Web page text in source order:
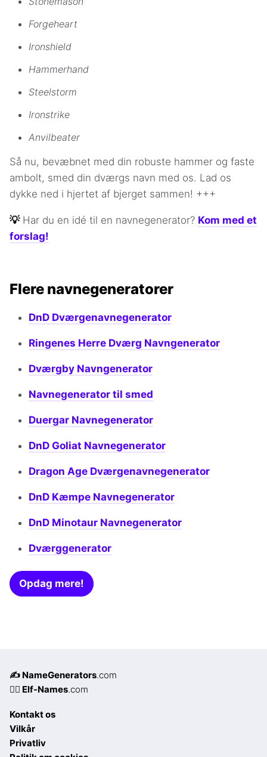
Forgeheart
Ironshield
Hammerhand
Steelstorm
Ironstrike
Anvilbeater
Så nu, bevæbnet med din robuste hammer og faste
ambolt, smed din dværgs navn med os. Lad os
dykke ned i hjertet af bjerget sammen! +++
💡 Har du en idé til en navnegenerator? Kom med et
forslag!
Flere navnegeneratorer
DnD Dværgenavnegenerator
Ringenes Herre Dværg Navngenerator
Dværgby Navngenerator
Navnegenerator til smed
Duergar Navnegenerator
DnD Goliat Navnegenerator
Dragon Age Dværgenavnegenerator
DnD Kæmpe Navnegenerator
DnD Minotaur Navnegenerator
Dværggenerator
Opdag mere!
✍️ NameGenerators.com
🧝‍♀️ Elf-Names.com
Kontakt os
Vilkår
Privatliv